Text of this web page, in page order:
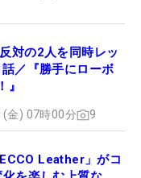
対の2人を同時レッ
／『勝手にローボ
』
金) 07時00分 9
ECCO Leather」がコ